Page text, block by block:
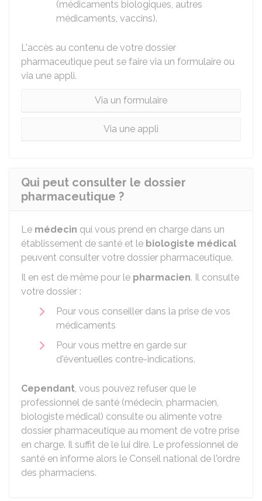
(médicaments biologiques, autres
médicaments, vaccins).
L'accès au contenu de votre dossier
pharmaceutique peut se faire via un formulaire ou
via une appli.
Via un formulaire
Via une appli
Qui peut consulter le dossier
pharmaceutique ?
Le médecin qui vous prend en charge dans un
établissement de santé et le biologiste médical
peuvent consulter votre dossier pharmaceutique.
Il en est de même pour le pharmacien. Il consulte
votre dossier :
Pour vous conseiller dans la prise de vos
médicaments
Pour vous mettre en garde sur
d'éventuelles contre-indications.
Cependant, vous pouvez refuser que le
professionnel de santé (médecin, pharmacien,
biologiste médical) consulte ou alimente votre
dossier pharmaceutique au moment de votre prise
en charge. Il suffit de le lui dire. Le professionnel de
santé en informe alors le Conseil national de l'ordre
des pharmaciens.